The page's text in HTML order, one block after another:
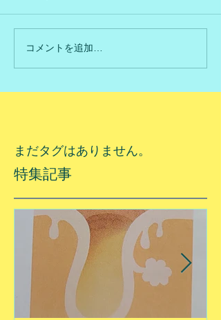
コメントを追加…
まだタグはありません。
特集記事